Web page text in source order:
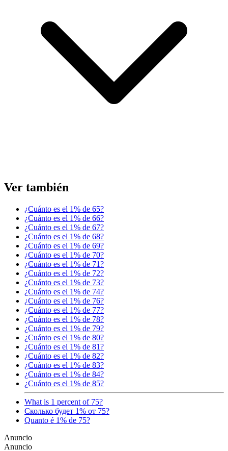
Ver también
¿Cuánto es el 1% de 65?
¿Cuánto es el 1% de 66?
¿Cuánto es el 1% de 67?
¿Cuánto es el 1% de 68?
¿Cuánto es el 1% de 69?
¿Cuánto es el 1% de 70?
¿Cuánto es el 1% de 71?
¿Cuánto es el 1% de 72?
¿Cuánto es el 1% de 73?
¿Cuánto es el 1% de 74?
¿Cuánto es el 1% de 76?
¿Cuánto es el 1% de 77?
¿Cuánto es el 1% de 78?
¿Cuánto es el 1% de 79?
¿Cuánto es el 1% de 80?
¿Cuánto es el 1% de 81?
¿Cuánto es el 1% de 82?
¿Cuánto es el 1% de 83?
¿Cuánto es el 1% de 84?
¿Cuánto es el 1% de 85?
What is 1 percent of 75?
Сколько будет 1% от 75?
Quanto é 1% de 75?